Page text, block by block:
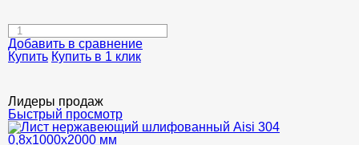
Добавить в сравнение
Купить Купить в 1 клик
Лидеры продаж
Быстрый просмотр